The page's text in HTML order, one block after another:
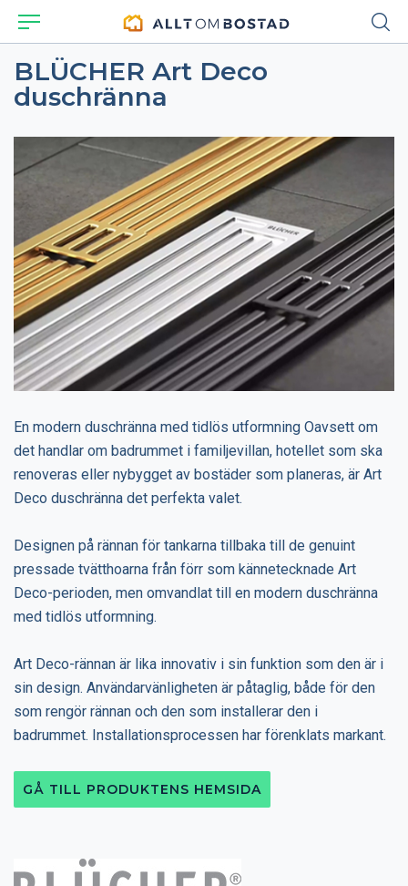
BLÜCHER Art Deco
duschränna
En modern duschränna med tidlös utformning Oavsett om
det handlar om badrummet i familjevillan, hotellet som ska
renoveras eller nybygget av bostäder som planeras, är Art
Deco duschränna det perfekta valet.
Designen på rännan för tankarna tillbaka till de genuint
pressade tvätthoarna från förr som kännetecknade Art
Deco-perioden, men omvandlat till en modern duschränna
med tidlös utformning.
Art Deco-rännan är lika innovativ i sin funktion som den är i
sin design. Användarvänligheten är påtaglig, både för den
som rengör rännan och den som installerar den i
badrummet. Installationsprocessen har förenklats markant.
GÅ TILL PRODUKTENS HEMSIDA